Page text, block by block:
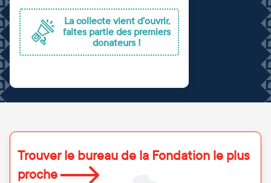
La collecte vient d'ouvrir,
faites partie des premiers
donateurs !
Trouver le bureau de la Fondation le plus
proche